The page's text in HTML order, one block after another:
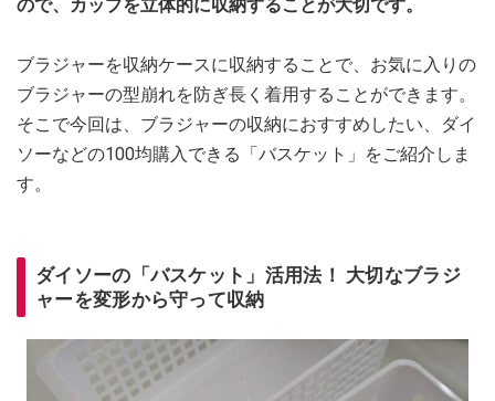
ので、カップを立体的に収納することが大切です。
ブラジャーを収納ケースに収納することで、お気に入りの
ブラジャーの型崩れを防ぎ長く着用することができます。
そこで今回は、ブラジャーの収納におすすめしたい、ダイ
ソーなどの100均購入できる「バスケット」をご紹介しま
す。
ダイソーの「バスケット」活用法！ 大切なブラジ
ャーを変形から守って収納